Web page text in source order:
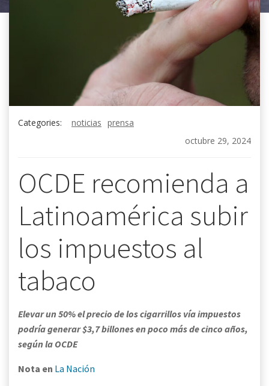
Categories: noticias prensa
octubre 29, 2024
OCDE recomienda a
Latinoamérica subir
los impuestos al
tabaco
Elevar un 50% el precio de los cigarrillos vía impuestos
podría generar $3,7 billones en poco más de cinco años,
según la OCDE
Nota en La Nación